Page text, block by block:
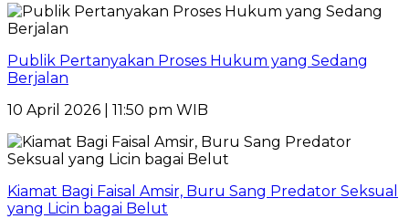
Publik Pertanyakan Proses Hukum yang Sedang
Berjalan
10 April 2026 | 11:50 pm WIB
Kiamat Bagi Faisal Amsir, Buru Sang Predator Seksual
yang Licin bagai Belut